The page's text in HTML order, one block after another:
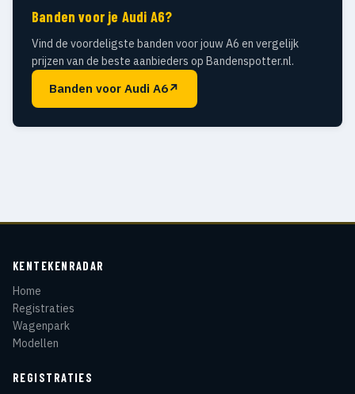
Banden voor je Audi A6?
Vind de voordeligste banden voor jouw A6 en vergelijk
prijzen van de beste aanbieders op Bandenspotter.nl.
Banden voor Audi A6↗
KENTEKENRADAR
Home
Registraties
Wagenpark
Modellen
REGISTRATIES